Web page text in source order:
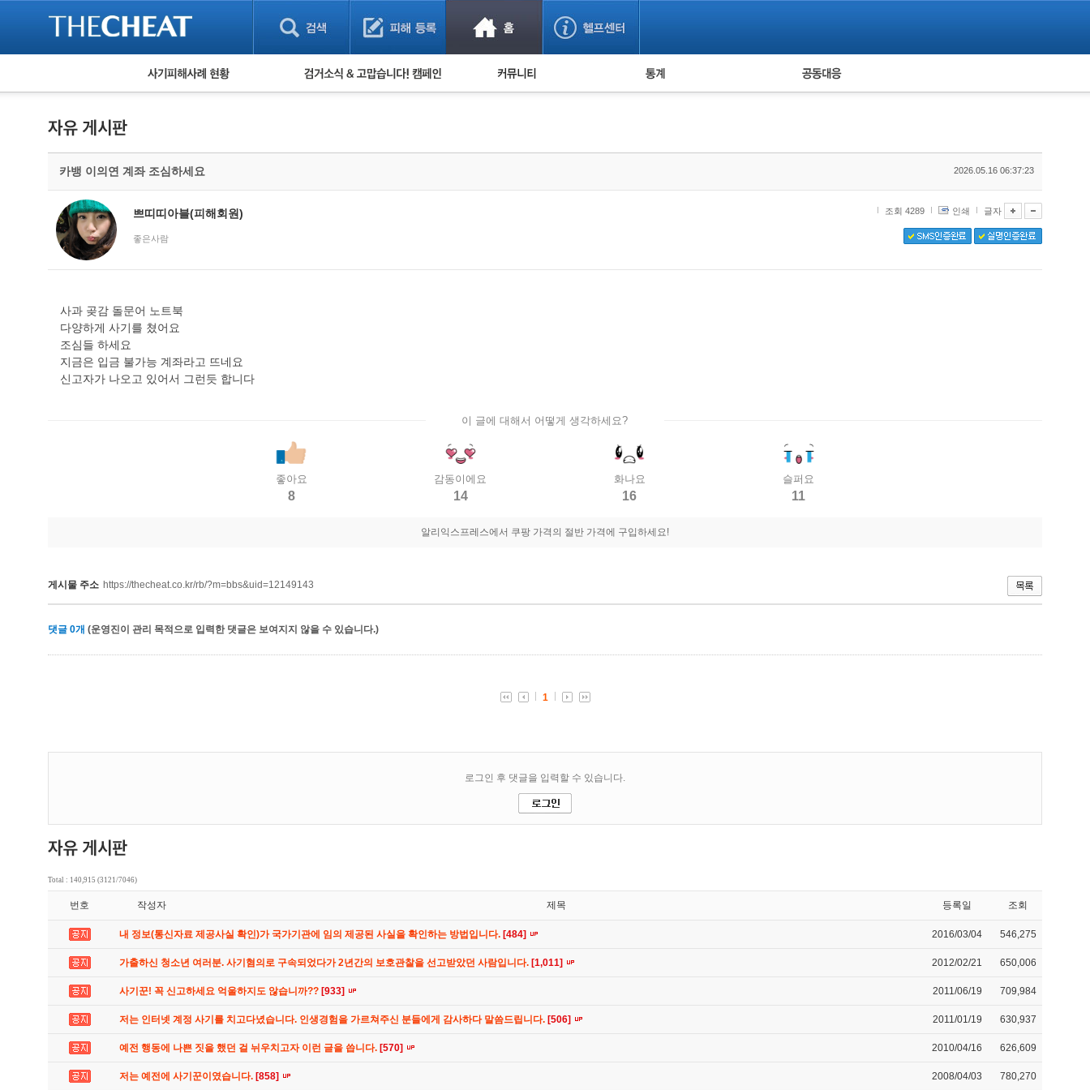
피해사례 현황
보이스피싱 피해사례
유해사이트 목록
비공개 피해사례
워킹홀리데이 피해사례
검거 소식 사기 예방했어요! 누적 피해사례 통계 피해자 공동대응
카뱅 이의연 계좌 조심하세요 2026.05.16 06:37:23
쁘띠띠아블(피해회원)
좋은사람
조회 4289 인쇄 글자
사과 곶감 돌문어 노트북
다양하게 사기를 쳤어요
조심들 하세요
지금은 입금 불가능 계좌라고 뜨네요
신고자가 나오고 있어서 그런듯 합니다
이 글에 대해서 어떻게 생각하세요?
좋아요
8
감동이에요
14
화나요
16
슬퍼요
11
알리익스프레스에서 쿠팡 가격의 절반 가격에 구입하세요!
게시물 주소 https://thecheat.co.kr/rb/?m=bbs&uid=12149143
댓글 0개 (운영진이 관리 목적으로 입력한 댓글은 보여지지 않을 수 있습니다.)
Total : 140,915 (3121/7046)
번호 작성자 제목 등록일 조회
내 정보(통신자료 제공사실 확인)가 국가기관에 임의 제공된 사실을 확인하는 방법입니다. [484] 2016/03/04 546,275
가출하신 청소년 여러분. 사기혐의로 구속되었다가 2년간의 보호관찰을 선고받았던 사람입니다. [1,011] 2012/02/21 650,006
사기꾼! 꼭 신고하세요 억울하지도 않습니까?? [933] 2011/06/19 709,984
저는 인터넷 계정 사기를 치고다녔습니다. 인생경험을 가르쳐주신 분들에게 감사하다 말씀드립니다. [506] 2011/01/19 630,937
예전 행동에 나쁜 짓을 했던 걸 뉘우치고자 이런 글을 씁니다. [570] 2010/04/16 626,609
저는 예전에 사기꾼이였습니다. [858] 2008/04/03 780,270